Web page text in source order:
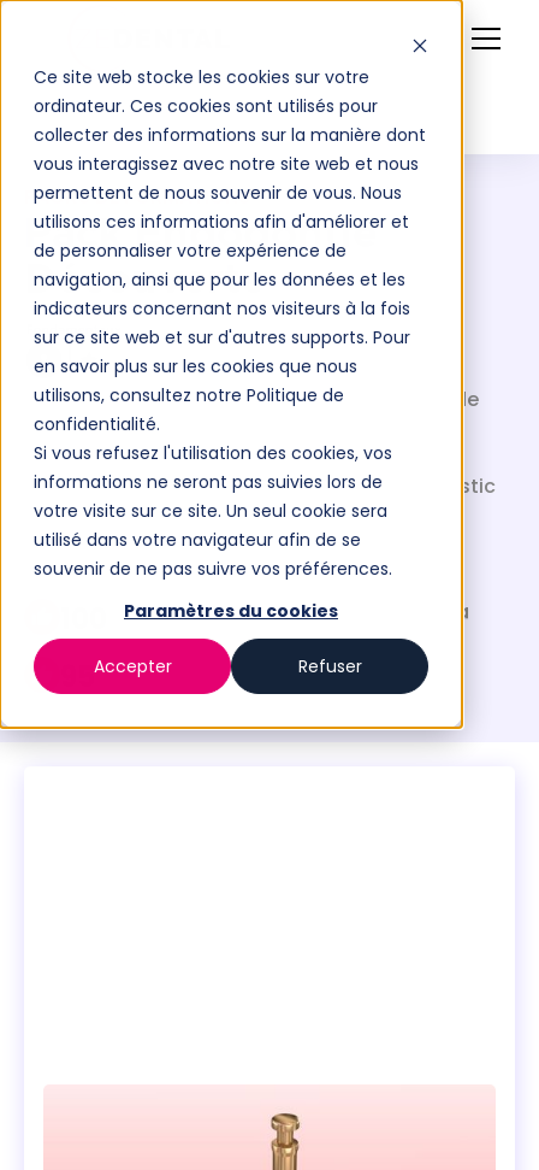
Ce site web stocke les cookies sur votre
ordinateur. Ces cookies sont utilisés pour
collecter des informations sur la manière dont
vous interagissez avec notre site web et nous
permettent de nous souvenir de vous. Nous
utilisons ces informations afin d'améliorer et
de personnaliser votre expérience de
navigation, ainsi que pour les données et les
indicateurs concernant nos visiteurs à la fois
sur ce site web et sur d'autres supports. Pour
en savoir plus sur les cookies que nous
utilisons, consultez notre Politique de
confidentialité.
Si vous refusez l'utilisation des cookies, vos
informations ne seront pas suivies lors de
votre visite sur ce site. Un seul cookie sera
utilisé dans votre navigateur afin de se
souvenir de ne pas suivre vos préférences.
Paramètres du cookies
Accepter Refuser
PACKS DE FORMATIONS
Pack Endodontie
Découverte
Découvrez les bases de l'Endodontie en 10 h de
formation combinant e-learning et travaux
pratiques. Apprenez tout, de la digue à
l'obturation canalaire, et maîtrisez le diagnostic
et la gestion des urgences en endodontie.
des participants sont satisfaits de la
formation
95des participants recommandent le
formateur